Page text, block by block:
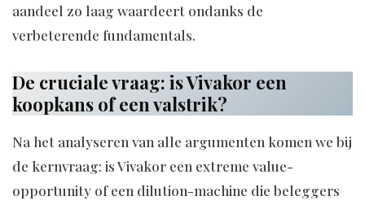
aandeel zo laag waardeert ondanks de
verbeterende fundamentals.
De cruciale vraag: is Vivakor een
koopkans of een valstrik?
Na het analyseren van alle argumenten komen we bij
de kernvraag: is Vivakor een extreme value-
opportunity of een dilution-machine die beleggers